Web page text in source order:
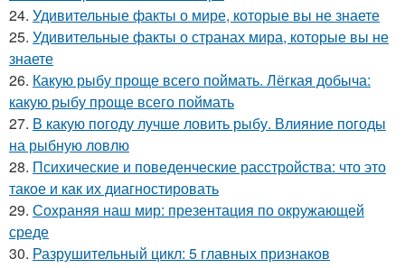
24. Удивительные факты о мире, которые вы не знаете
25. Удивительные факты о странах мира, которые вы не
знаете
26. Какую рыбу проще всего поймать. Лёгкая добыча:
какую рыбу проще всего поймать
27. В какую погоду лучше ловить рыбу. Влияние погоды
на рыбную ловлю
28. Психические и поведенческие расстройства: что это
такое и как их диагностировать
29. Сохраняя наш мир: презентация по окружающей
среде
30. Разрушительный цикл: 5 главных признаков